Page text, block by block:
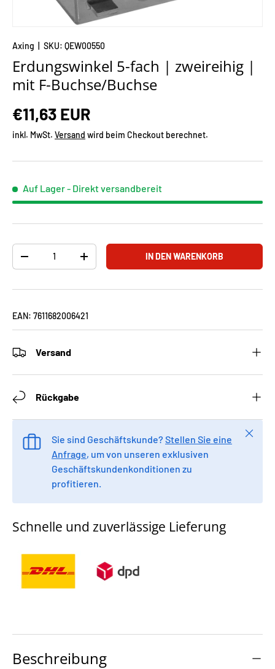
Axing SKU: QEW00550
Erdungswinkel 5-fach | zweireihig |
mit F-Buchse/Buchse
€11,63 EUR
inkl. MwSt. Versand wird beim Checkout berechnet.
Auf Lager- Direkt versandbereit
-
+ IN DEN WARENKORB
EAN: 7611682006421
Versand
Rückgabe
Sie sind Geschäftskunde? Stellen Sie eine
Anfrage, um von unseren exklusiven
Geschäftskundenkonditionen zu
profitieren.
Schnelle und zuverlässige Lieferung
Beschreibung